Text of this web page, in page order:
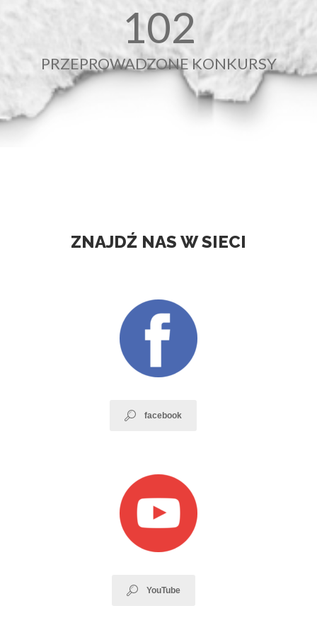
102
PRZEPROWADZONE KONKURSY
ZNAJDŹ NAS W SIECI
facebook
YouTube